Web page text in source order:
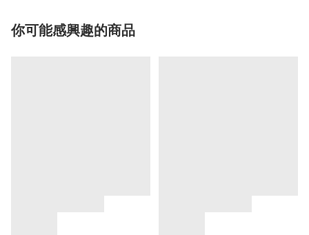
你可能感興趣的商品